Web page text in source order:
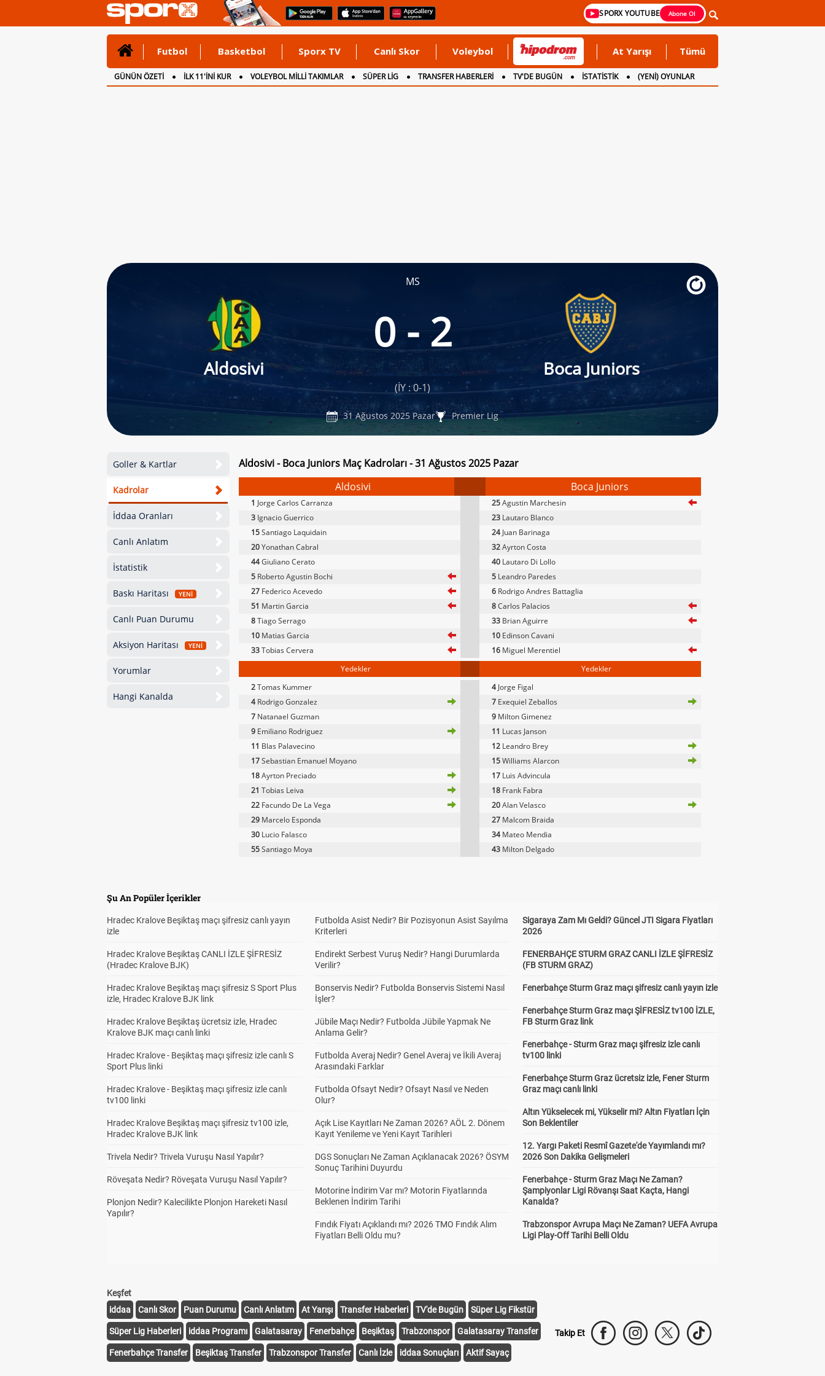
SPORX YOUTUBE Abone Ol
Futbol Basketbol Sporx TV Canlı Skor Voleybol At Yarışı Tümü
GÜNÜN ÖZETİ İLK 11'İNİ KUR VOLEYBOL MİLLİ TAKIMLAR SÜPER LİG TRANSFER HABERLERİ TV'DE BUGÜN İSTATİSTİK
(YENİ) OYUNLAR
CANLI ANLATIM
İNGİLTERE
MS
Aldosivi
0 - 2
Boca Juniors
(İY : 0-1)
31 Ağustos 2025 Pazar Premier Lig
Goller & Kartlar
Kadrolar
İddaa Oranları
Canlı Anlatım
İstatistik
Baskı Haritası YENİ
Canlı Puan Durumu
Aksiyon Haritası YENİ
Yorumlar
Hangi Kanalda
Aldosivi - Boca Juniors Maç Kadroları - 31 Ağustos 2025 Pazar
Aldosivi
Boca Juniors
1 Jorge Carlos Carranza 25Agustin Marchesin
3 Ignacio Guerrico 23 Lautaro Blanco
15Santiago Laquidain 24 Juan Barinaga
20Yonathan Cabral 32Ayrton Costa
44Giuliano Cerato 40 Lautaro Di Lollo
5 Roberto Agustin Bochi 5 Leandro Paredes
27 Federico Acevedo 6 Rodrigo Andres Battaglia
51 Martin Garcia 8Carlos Palacios
8Tiago Serrago 33 Brian Aguirre
10 Matias Garcia 10 Edinson Cavani
33Tobias Cervera 16 Miguel Merentiel
Yedekler
Yedekler
2Tomas Kummer 4 Jorge Figal
4 Rodrigo Gonzalez 7 Exequiel Zeballos
7 Natanael Guzman 9 Milton Gimenez
9 Emiliano Rodriguez 11 Lucas Janson
11 Blas Palavecino 12 Leandro Brey
17Sebastian Emanuel Moyano 15Williams Alarcon
18Ayrton Preciado 17 Luis Advincula
21 Tobias Leiva 18 Frank Fabra
22 Facundo De La Vega 20Alan Velasco
29 Marcelo Esponda 27 Malcom Braida
30 Lucio Falasco 34 Mateo Mendia
55Santiago Moya 43 Milton Delgado
Şu An Popüler İçerikler
Hradec Kralove Beşiktaş maçı şifresiz canlı yayın
izle
Hradec Kralove Beşiktaş CANLI İZLE ŞİFRESİZ
(Hradec Kralove BJK)
Hradec Kralove Beşiktaş maçı şifresiz S Sport Plus
izle, Hradec Kralove BJK link
Hradec Kralove Beşiktaş ücretsiz izle, Hradec
Kralove BJK maçı canlı linki
Hradec Kralove - Beşiktaş maçı şifresiz izle canlı S
Sport Plus linki
Hradec Kralove - Beşiktaş maçı şifresiz izle canlı
tv100 linki
Hradec Kralove Beşiktaş maçı şifresiz tv100 izle,
Hradec Kralove BJK link
Trivela Nedir? Trivela Vuruşu Nasıl Yapılır?
Röveşata Nedir? Röveşata Vuruşu Nasıl Yapılır?
Plonjon Nedir? Kalecilikte Plonjon Hareketi Nasıl
Yapılır?
Futbolda Asist Nedir? Bir Pozisyonun Asist Sayılma
Kriterleri
Endirekt Serbest Vuruş Nedir? Hangi Durumlarda
Verilir?
Bonservis Nedir? Futbolda Bonservis Sistemi Nasıl
İşler?
Jübile Maçı Nedir? Futbolda Jübile Yapmak Ne
Anlama Gelir?
Futbolda Averaj Nedir? Genel Averaj ve İkili Averaj
Arasındaki Farklar
Futbolda Ofsayt Nedir? Ofsayt Nasıl ve Neden
Olur?
Açık Lise Kayıtları Ne Zaman 2026? AÖL 2. Dönem
Kayıt Yenileme ve Yeni Kayıt Tarihleri
DGS Sonuçları Ne Zaman Açıklanacak 2026? ÖSYM
Sonuç Tarihini Duyurdu
Motorine İndirim Var mı? Motorin Fiyatlarında
Beklenen İndirim Tarihi
Fındık Fiyatı Açıklandı mı? 2026 TMO Fındık Alım
Fiyatları Belli Oldu mu?
Sigaraya Zam Mı Geldi? Güncel JTI Sigara Fiyatları
2026
FENERBAHÇE STURM GRAZ CANLI İZLE ŞİFRESİZ
(FB STURM GRAZ)
Fenerbahçe Sturm Graz maçı şifresiz canlı yayın izle
Fenerbahçe Sturm Graz maçı ŞİFRESİZ tv100 İZLE,
FB Sturm Graz link
Fenerbahçe - Sturm Graz maçı şifresiz izle canlı
tv100 linki
Fenerbahçe Sturm Graz ücretsiz izle, Fener Sturm
Graz maçı canlı linki
Altın Yükselecek mi, Yükselir mi? Altın Fiyatları İçin
Son Beklentiler
12. Yargı Paketi Resmî Gazete'de Yayımlandı mı?
2026 Son Dakika Gelişmeleri
Fenerbahçe - Sturm Graz Maçı Ne Zaman?
Şampiyonlar Ligi Rövanşı Saat Kaçta, Hangi
Kanalda?
Trabzonspor Avrupa Maçı Ne Zaman? UEFA Avrupa
Ligi Play-Off Tarihi Belli Oldu
Keşfet
iddaa
Canlı Skor Puan Durumu Canlı Anlatım At Yarışı Transfer Haberleri TV'de Bugün Süper Lig Fikstür
Süper Lig Haberleri iddaa Programı Galatasaray Fenerbahçe Beşiktaş Trabzonspor Galatasaray Transfer
Fenerbahçe Transfer Beşiktaş Transfer Trabzonspor Transfer Canlı İzle iddaa Sonuçları Aktif Sayaç
Takip Et